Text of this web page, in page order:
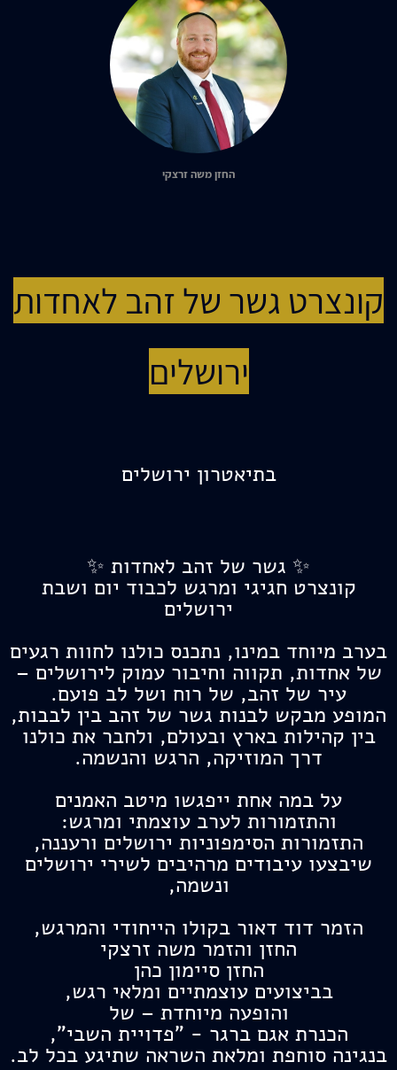
החזן משה זרצקי
קונצרט גשר של זהב לאחדות
ירושלים
בתיאטרון ירושלים
✨ גשר של זהב לאחדות ✨
קונצרט חגיגי ומרגש לכבוד יום ושבת
ירושלים
בערב מיוחד במינו, נתכנס כולנו לחוות רגעים
של אחדות, תקווה וחיבור עמוק לירושלים –
עיר של זהב, של רוח ושל לב פועם.
המופע מבקש לבנות גשר של זהב בין לבבות,
בין קהילות בארץ ובעולם, ולחבר את כולנו
דרך המוזיקה, הרגש והנשמה.
על במה אחת ייפגשו מיטב האמנים
והתזמורות לערב עוצמתי ומרגש:
התזמורות הסימפוניות ירושלים ורעננה,
שיבצעו עיבודים מרהיבים לשירי ירושלים
ונשמה,
הזמר דוד דאור בקולו הייחודי והמרגש,
החזן והזמר משה זרצקי
החזן סיימון כהן
בביצועים עוצמתיים ומלאי רגש,
והופעה מיוחדת – של
הכנרת אגם ברגר - "פדויית השבי",
בנגינה סוחפת ומלאת השראה שתיגע בכל לב.